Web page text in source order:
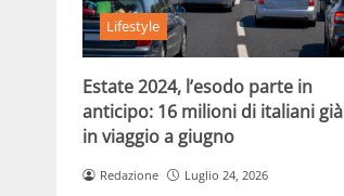
Lifestyle
Estate 2024, l’esodo parte in
anticipo: 16 milioni di italiani già
in viaggio a giugno
Redazione Luglio 24, 2026